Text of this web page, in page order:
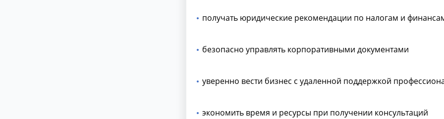
получать юридические рекомендации по налогам и
безопасно управлять корпоративными документами
уверенно вести бизнес с удаленной поддержкой
экономить время и ресурсы при получении консультаций